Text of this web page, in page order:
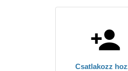
Csatlakozz